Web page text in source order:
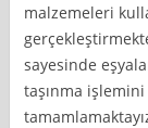
malzemeleri
sayesinde
taşınma